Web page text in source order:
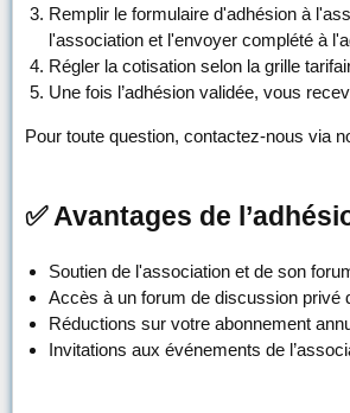
Remplir le formulaire d'adhésion à
l'association et l'envoyer complété à
Régler la cotisation selon la grille
Une fois l’adhésion validée, vous
Pour toute question, contactez-nous via
✅ Avantages de
Soutien de l'association et de son
Accès à un forum de discussion privé
Réductions sur votre abonnement
Invitations aux événements de